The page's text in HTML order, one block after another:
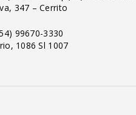
347 – Cerrito
99670-3330
1086 Sl 1007